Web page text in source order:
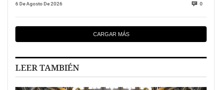
6 De Agosto De 2026 0
CARGAR MÁS
LEER TAMBIÉN